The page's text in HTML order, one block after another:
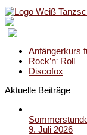
Anfängerkurs
Rock’n‘ Roll
Discofox
Aktuelle Beiträge
9. Juli 2026